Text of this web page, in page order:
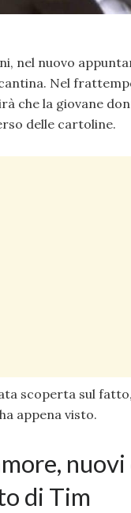
nel nuovo
Nel
che la giovane
delle cartoline.
scoperta sul fatto,
appena visto.
di Tim